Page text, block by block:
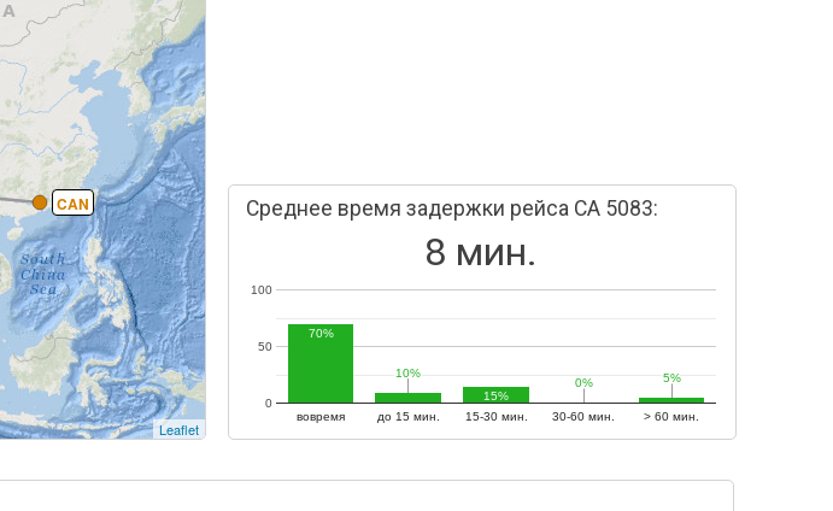
CAN
Leaflet
Среднее время задержки рейса CA 5083:
8 мин.
вовремя до 15 мин. 15-30 мин. 30-60 мин. > 60 мин.
0
50
100
70%
10%
10%
15%
0%
0% 5%
5%